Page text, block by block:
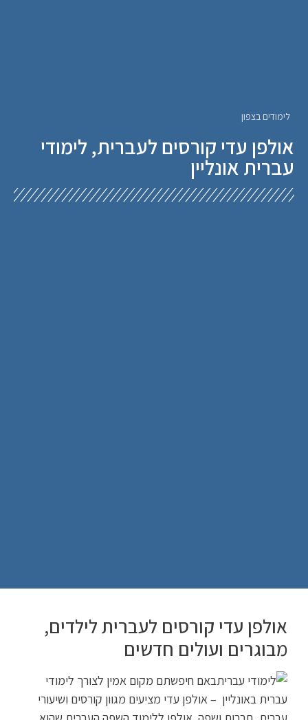
לימודים בצפון
אולפן עדי קורסים לעברית, לימודי
עברית אונליין
אולפן עדי קורסים לעברית לילדים,
מבוגרים ועולים חדשים
באם חיפשתם מקום אמין לצורך לימודי
עברית באונליין – אולפן עדי מציעים מגוון קורסים ושיעורי